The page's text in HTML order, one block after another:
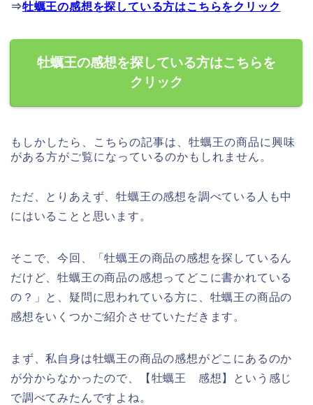
⇒牡蠣王の感想を探している方はこちらをクリック
牡蠣王の感想を探している方はこちらを
クリック
もしかしたら、こちらの記事は、牡蠣王の商品に興味
がある方がご覧になっているのかもしれません。
ただ、とりあえず、牡蠣王の感想を調べている人も中
にはいることと思います。
そこで、今回、「牡蠣王の商品の感想を探しているん
だけど、牡蠣王の商品の感想ってどこに書かれている
の？」と、疑問に思われている方に、牡蠣王の商品の
感想をいくつかご紹介させていただきます。
まず、私自身は牡蠣王の商品の感想がどこにあるのか
が分からなかったので、【牡蠣王 感想】という感じ
で調べてみたんですよね。